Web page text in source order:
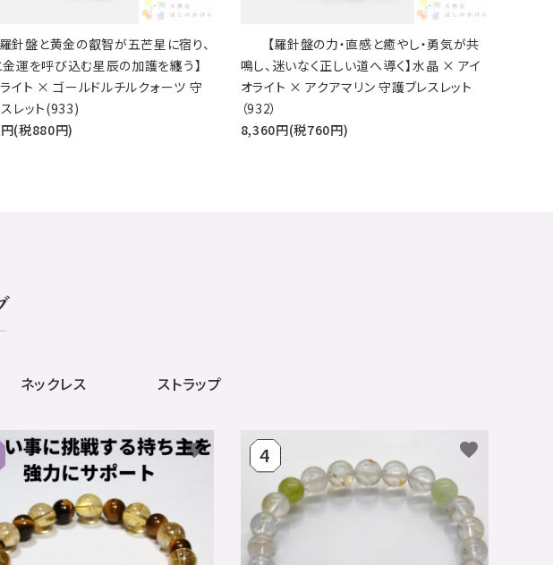
羅針盤と黄金の叡智が五芒星に宿り、
運を呼び込む星辰の加護を纏う】
イト × ゴールドルチルクォーツ 守
レット(933)
(税880円)
【羅針盤の力・直感と癒やし・勇気が共
鳴し、迷いなく正しい道へ導く】水晶 × アイ
オライト × アクアマリン 守護ブレスレット
（932）
8,360円(税760円)
ネックレス ストラップ
favorite favorite